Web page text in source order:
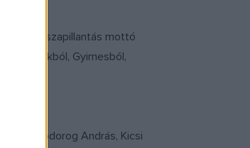
Visszapillantás mottó
Trunkból, Gyimesből,
Hodorog András, Kicsi